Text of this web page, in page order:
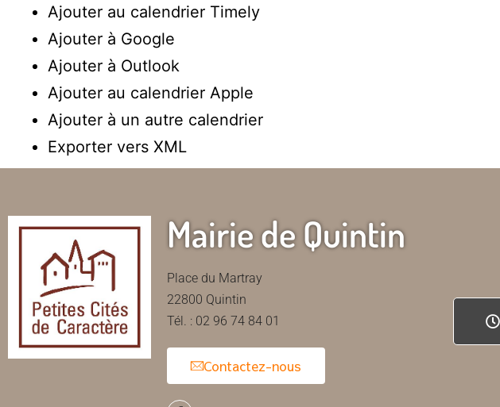
Ajouter au calendrier Timely
Ajouter à Google
Ajouter à Outlook
Ajouter au calendrier Apple
Ajouter à un autre calendrier
Exporter vers XML
Mairie de Quintin
Place du Martray
22800 Quintin
Tél. : 02 96 74 84 01
Contactez-nous